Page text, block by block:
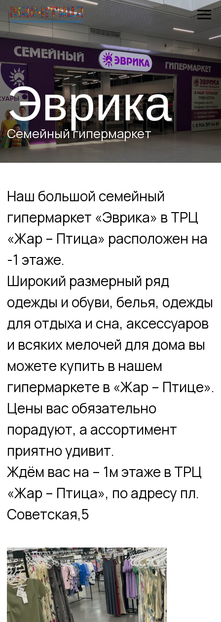
Эврика
Семейный гипермаркет
Наш большой семейный
гипермаркет «Эврика» в ТРЦ
Широкий размерный ряд
одежды и обуви, белья, одежды
для отдыха и сна, аксессуаров
и всяких мелочей для дома вы
можете купить в нашем
гипермаркете в «Жар – Птице».
Цены вас обязательно
порадуют, а ассортимент
приятно удивит.
Ждём вас на – 1м этаже в ТРЦ
«Жар – Птица», по адресу пл.
Советская,5
График работы: